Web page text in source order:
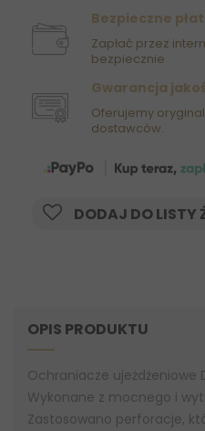
Bezpieczne
Zapłać przez
bezpiecznie
Gwarancja
Oferujemy
dostawców.
DODAJ DO LISTY
OPIS PRODUKTU
Ochraniacze ujeżdżeniowe
Wykonane z mocnego i
Zastosowano perforacje,